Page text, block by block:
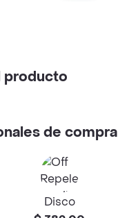
producto
de compra
Disco